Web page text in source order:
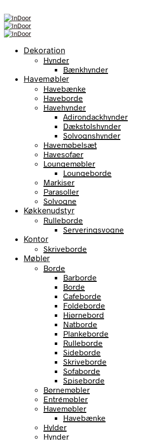
Dekoration
Hynder
Bænkhynder
Havemøbler
Havebænke
Haveborde
Havehynder
Adirondackhynder
Dækstolshynder
Solvognshynder
Havemøbelsæt
Havesofaer
Loungemøbler
Loungeborde
Markiser
Parasoller
Solvogne
Køkkenudstyr
Rulleborde
Serveringsvogne
Kontor
Skriveborde
Møbler
Borde
Barborde
Borde
Cafeborde
Foldeborde
Hjørnebord
Natborde
Plankeborde
Rulleborde
Sideborde
Skriveborde
Sofaborde
Spiseborde
Børnemøbler
Entrémøbler
Havemøbler
Havebænke
Hylder
Hynder